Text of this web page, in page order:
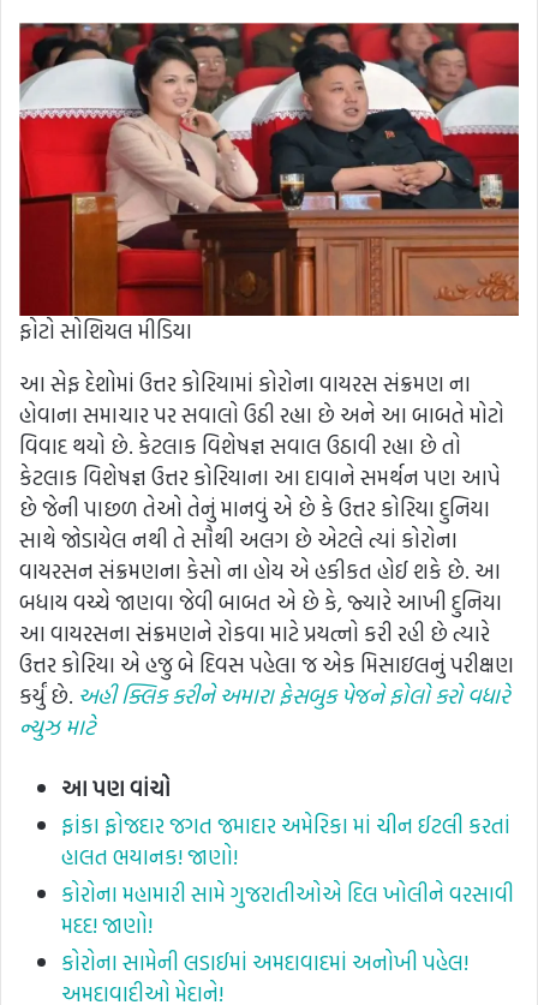
ફોટો સોશિયલ મીડિયા
આ સેફ દેશોમાં ઉત્તર કોરિયામાં કોરોના વાયરસ સંક્રમણ ના
હોવાના સમાચાર પર સવાલો ઉઠી રહ્યા છે અને આ બાબતે મોટો
વિવાદ થયો છે. કેટલાક વિશેષજ્ઞ સવાલ ઉઠાવી રહ્યા છે તો
કેટલાક વિશેષજ્ઞ ઉત્તર કોરિયાના આ દાવાને સમર્થન પણ આપે
છે જેની પાછળ તેઓ તેનું માનવું એ છે કે ઉત્તર કોરિયા દુનિયા
સાથે જોડાયેલ નથી તે સૌથી અલગ છે એટલે ત્યાં કોરોના
વાયરસન સંક્રમણના કેસો ના હોય એ હકીકત હોઈ શકે છે. આ
બધાય વચ્ચે જાણવા જેવી બાબત એ છે કે, જ્યારે આખી દુનિયા
આ વાયરસના સંક્રમણને રોકવા માટે પ્રયત્નો કરી રહી છે ત્યારે
ઉત્તર કોરિયા એ હજુ બે દિવસ પહેલા જ એક મિસાઇલનું પરીક્ષણ
કર્યું છે. અહી ક્લિક કરીને અમારા ફેસબુક પેજને ફોલો કરો વધારે
ન્યુઝ માટે
આપણ વાંચો
ફાંકા ફોજદાર જગત જમાદાર અમેરિકા માં ચીન ઈટલી કરતાં
હાલત ભયાનક! જાણો!
કોરોના મહામારી સામે ગુજરાતીઓએ દિલ ખોલીને વરસાવી
મદદ! જાણો!
કોરોના સામેની લડાઈમાં અમદાવાદમાં અનોખી પહેલ!
અમદાવાદીઓ મેદાને!